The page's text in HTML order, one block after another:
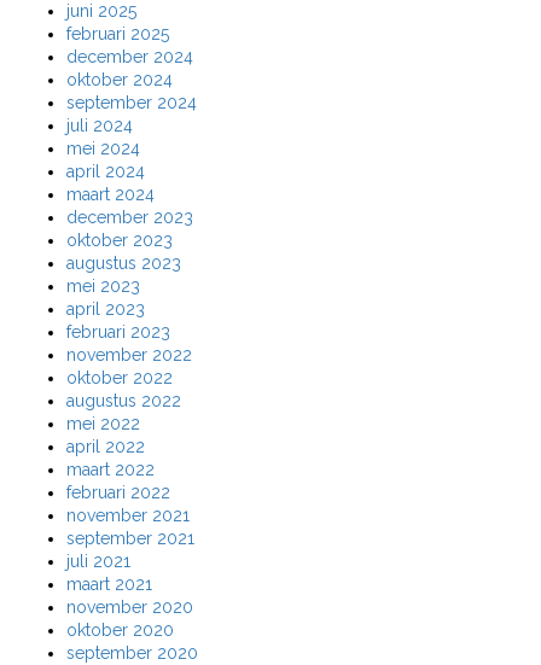
juni 2025
februari 2025
december 2024
oktober 2024
september 2024
juli 2024
mei 2024
april 2024
maart 2024
december 2023
oktober 2023
augustus 2023
mei 2023
april 2023
februari 2023
november 2022
oktober 2022
augustus 2022
mei 2022
april 2022
maart 2022
februari 2022
november 2021
september 2021
juli 2021
maart 2021
november 2020
oktober 2020
september 2020